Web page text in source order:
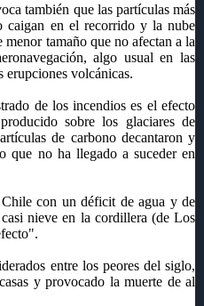
también que las partículas más
caigan en el recorrido y la nube
tamaño que no afectan a la
algo usual en las
erupciones volcánicas.
de los incendios es el efecto
sobre los glaciares de
de carbono decantaron y
que no ha llegado a suceder en
con un déficit de agua y de
nieve en la cordillera (de Los
entre los peores del siglo,
y provocado la muerte de al